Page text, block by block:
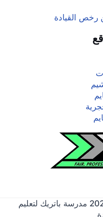
رخص القيادة
جميع الحقوق محفوظة © 2026 مدرسة باتريك لتعليم